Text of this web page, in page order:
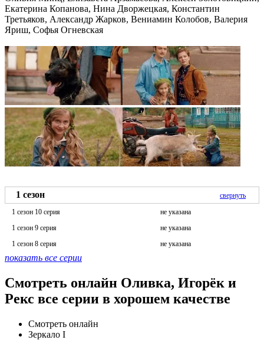
Екатерина Копанова, Нина Дворжецкая, Константин
Третьяков, Александр Жарков, Вениамин Колобов, Валерия
Яриш, Софья Огневская
1 сезон
свернуть
1 сезон 10 серия
не указана
1 сезон 9 серия
не указана
1 сезон 8 серия
не указана
показать все серии
Смотреть онлайн Оливка, Игорёк и
Рекс все серии в хорошем качестве
Смотреть онлайн
Зеркало I